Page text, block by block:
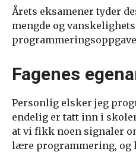
Årets eksamener tyder
mengde og
Fagenes
Personlig elsker jeg
endelig er tatt inn i
at vi fikk noen signaler
lære programmering, og